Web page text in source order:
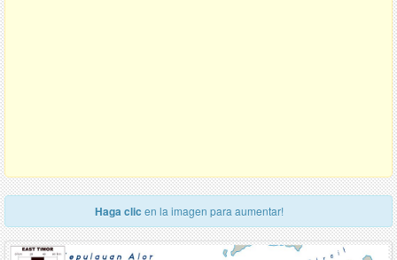
Haga clic en la imagen para aumentar!